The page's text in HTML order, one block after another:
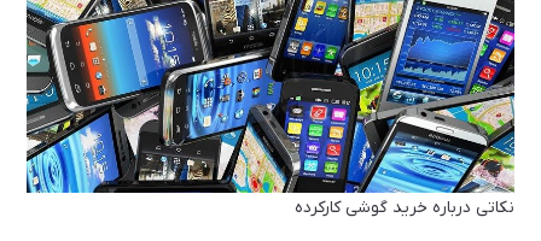
نکاتی درباره خرید گوشی کارکرده